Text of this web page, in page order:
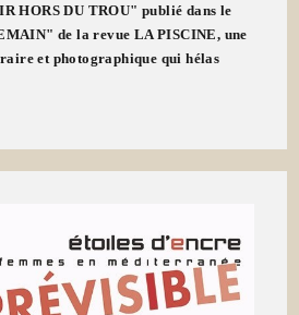
HORS DU TROU" publié dans le
de la revue LA PISCINE, une
et photographique qui hélas